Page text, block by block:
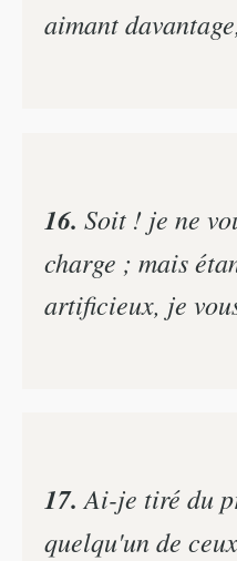
aimant
16. Soit ! je ne
charge ; mais
artificieux, je
17. Ai-je tiré du
quelqu'un de